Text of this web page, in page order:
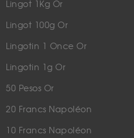
Lingot 1Kg Or
Lingot 100g Or
Lingotin 1 Once Or
Lingotin 1g Or
50 Pesos Or
20 Francs Napoléon
10 Francs Napoléon